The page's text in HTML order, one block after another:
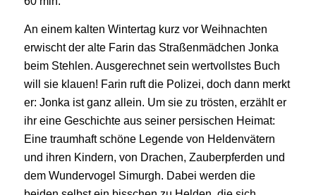
An einem kalten Wintertag kurz vor Weihnachten
erwischt der alte Farin das Straßenmädchen Jonka
beim Stehlen. Ausgerechnet sein wertvollstes Buch
will sie klauen! Farin ruft die Polizei, doch dann merkt
er: Jonka ist ganz allein. Um sie zu trösten, erzählt er
ihr eine Geschichte aus seiner persischen Heimat:
Eine traumhaft schöne Legende von Heldenvätern
und ihren Kindern, von Drachen, Zauberpferden und
dem Wundervogel Simurgh. Dabei werden die